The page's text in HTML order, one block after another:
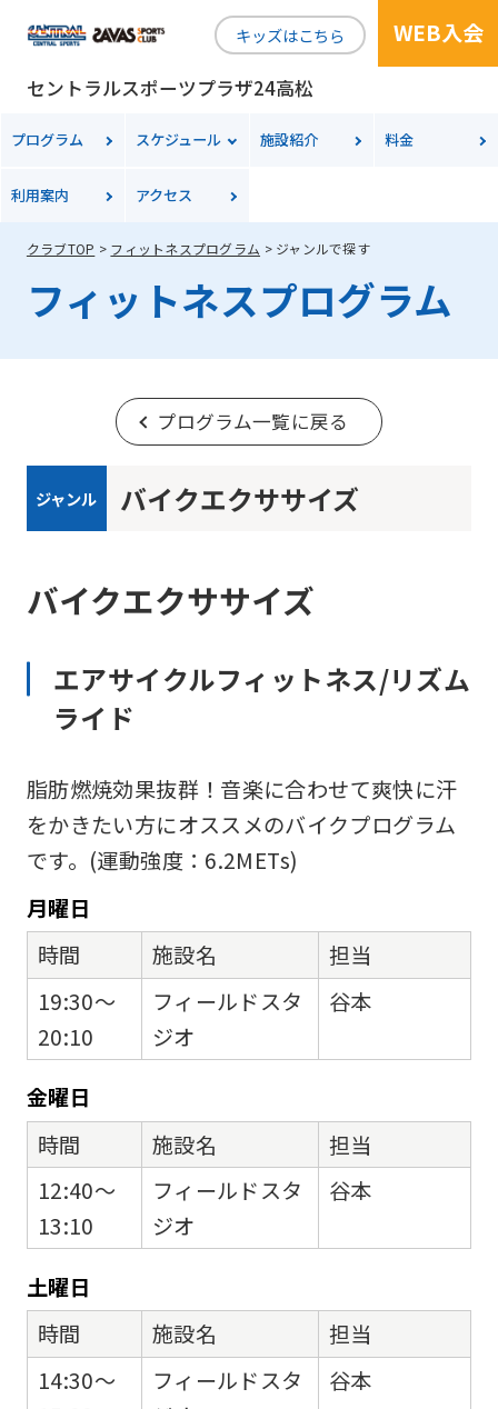
キッズはこちら
セントラルスポーツプラザ24高松
WEB入会
プログラム スケジュール 施設紹介 料金
利用案内 アクセス
クラブTOP フィットネスプログラム ジャンルで探す
フィットネスプログラム
プログラム一覧に戻る
ジャンル バイクエクササイズ
バイクエクササイズ
エアサイクルフィットネス/リズム
ライド
脂肪燃焼効果抜群！音楽に合わせて爽快に汗
をかきたい方にオススメのバイクプログラム
です。(運動強度：6.2METs)
月曜日
時間
19:30～
20:10
施設名
フィールドスタ
ジオ
担当
谷本
金曜日
時間
12:40～
13:10
施設名
フィールドスタ
ジオ
担当
谷本
土曜日
時間
14:30～
施設名
フィールドスタ
担当
谷本